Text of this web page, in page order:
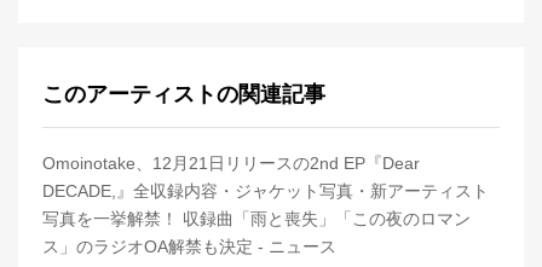
このアーティストの関連記事
Omoinotake、12月21日リリースの2nd EP『Dear
DECADE,』全収録内容・ジャケット写真・新アーティスト
写真を一挙解禁！ 収録曲「雨と喪失」「この夜のロマン
ス」のラジオOA解禁も決定 - ニュース